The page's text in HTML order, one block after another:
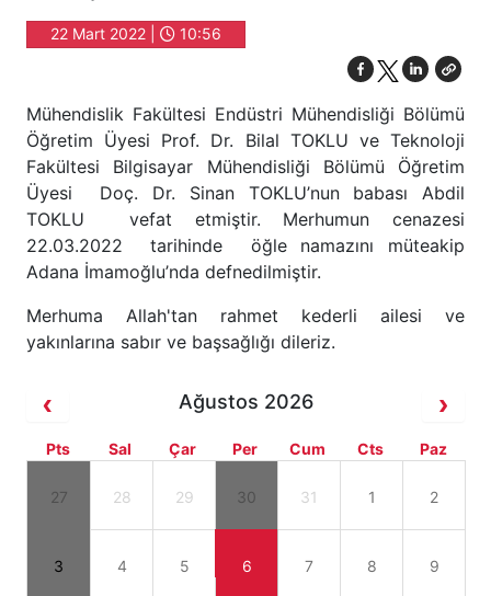
22 Mart 2022 | 10:56
Mühendislik Fakültesi Endüstri Mühendisliği Bölümü
Öğretim Üyesi Prof. Dr. Bilal TOKLU ve Teknoloji
Fakültesi Bilgisayar Mühendisliği Bölümü Öğretim
Üyesi Doç. Dr. Sinan TOKLU’nun babası Abdil
TOKLU vefat etmiştir. Merhumun cenazesi
22.03.2022 tarihinde öğle namazını müteakip
Adana İmamoğlu’nda defnedilmiştir.
Merhuma Allah'tan rahmet kederli ailesi ve
yakınlarına sabır ve başsağlığı dileriz.
Ağustos 2026
Pts Sal Çar Per Cum Cts Paz
27 28 29 30 31 1 2
3 4 5 6 7 8 9